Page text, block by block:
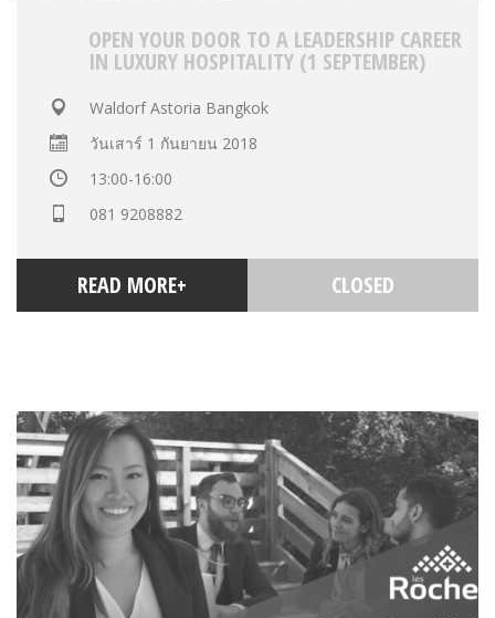
OPEN YOUR DOOR TO A LEADERSHIP CAREER
IN LUXURY HOSPITALITY (1 SEPTEMBER)
Waldorf Astoria Bangkok
วันเสาร์ 1 กันยายน 2018
13:00-16:00
081 9208882
READ MORE+ CLOSED